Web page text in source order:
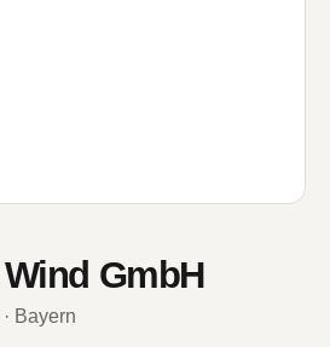
GmbH
Bayern